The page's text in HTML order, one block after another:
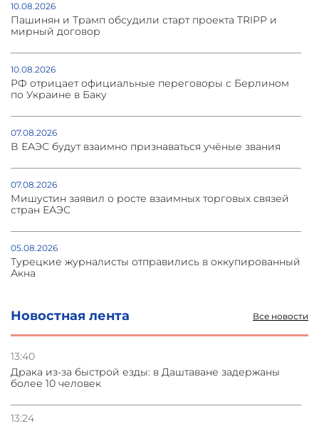
Новостная лента Все новости
13:40
Драка из-за быстрой езды: в Даштаване задержаны
более 10 человек
13:24
10.08.2026
Пашинян и Трамп обсудили старт проекта TRIPP и
мирный договор
10.08.2026
РФ отрицает официальные переговоры с Берлином
по Украине в Баку
07.08.2026
В ЕАЭС будут взаимно признаваться учёные звания
07.08.2026
Мишустин заявил о росте взаимных торговых связей
стран ЕАЭС
05.08.2026
Турецкие журналисты отправились в оккупированный
Акна
05.08.2026
Васильев: НАТО против диалога с ОДКБ, ломиться в
закрытые двери нет смысла
04.08.2026
СМИ: США требуют от Ирана нейтрализовать ядерное